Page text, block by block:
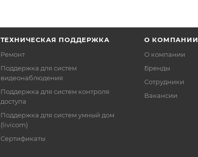
ТЕХНИЧЕСКАЯ ПОДДЕРЖКА
Ремонт
Поддержка для систем
видеонаблюдения
Поддержка для систем контроля
доступа
Поддержка для систем умный дом
(livicom)
Сертификаты
О КОМПАНИИ
О компании
Бренды
Сотрудники
Вакансии